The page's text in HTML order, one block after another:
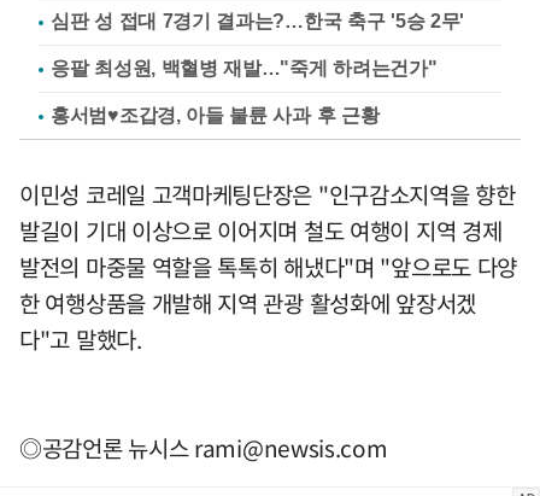
심판 성 접대 7경기 결과는?…한국 축구 '5승 2무'
응팔 최성원, 백혈병 재발…"죽게 하려는건가"
홍서범♥조갑경, 아들 불륜 사과 후 근황
이민성 코레일 고객마케팅단장은 "인구감소지역을 향한
발길이 기대 이상으로 이어지며 철도 여행이 지역 경제
발전의 마중물 역할을 톡톡히 해냈다"며 "앞으로도 다양
한 여행상품을 개발해 지역 관광 활성화에 앞장서겠
다"고 말했다.
◎공감언론 뉴시스rami@newsis.com